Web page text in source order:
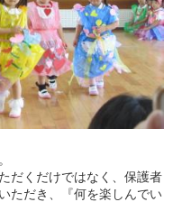
だくだけではなく、保護者
ただき、『何を楽しんでい